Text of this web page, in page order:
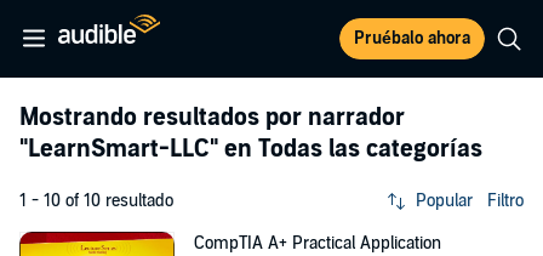
Pruébalo ahora
Mostrando resultados por narrador
"LearnSmart-LLC" en Todas las categorías
1 - 10 of 10 resultado Popular Filtro
CompTIA A+ Practical Application